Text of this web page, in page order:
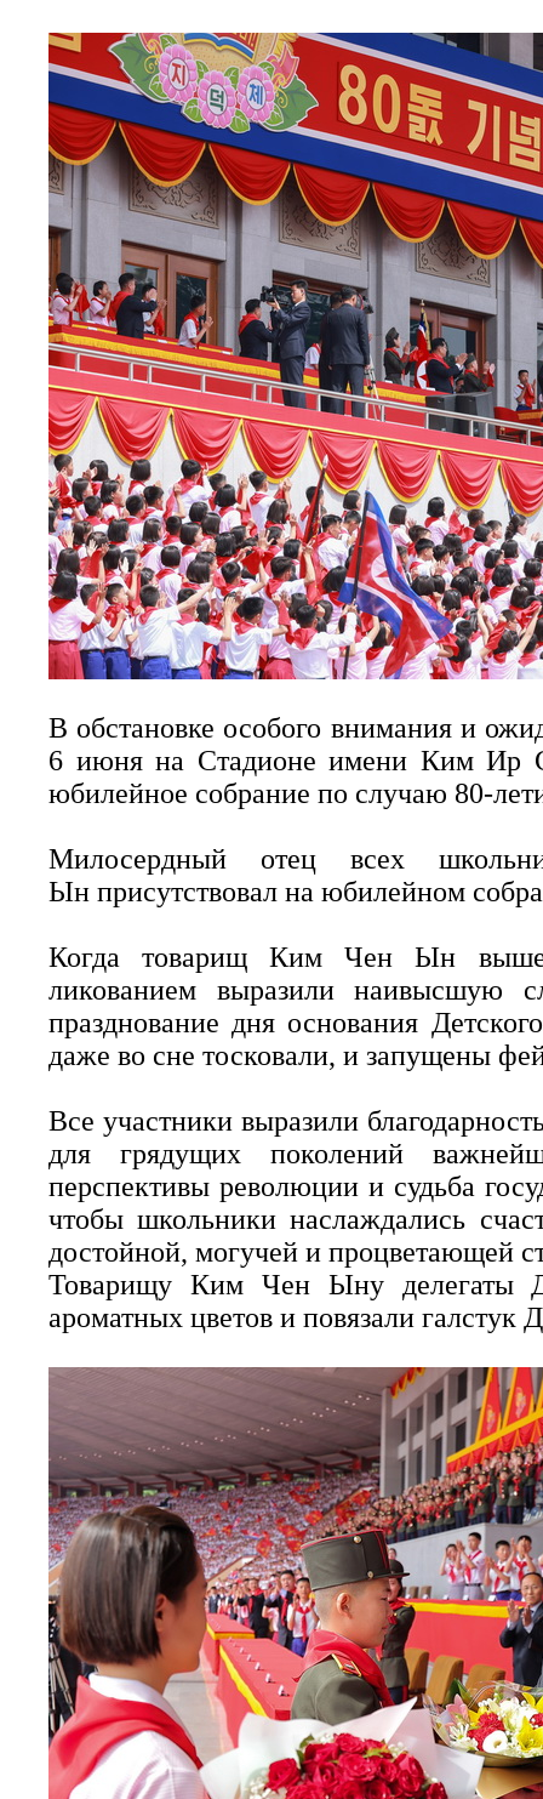
В обстановке особого внимания и
6 июня на Стадионе имени Ким Ир
юбилейное собрание по случаю 80-
Милосердный отец всех
Ын присутствовал на юбилейном
Когда товарищ Ким Чен Ын
ликованием выразили наивысшую
празднование дня основания
даже во сне тосковали, и запущены
Все участники выразили
для грядущих поколений
перспективы революции и судьба
чтобы школьники наслаждались
достойной, могучей и процветающей
Товарищу Ким Чен Ыну делегаты
ароматных цветов и повязали галстук